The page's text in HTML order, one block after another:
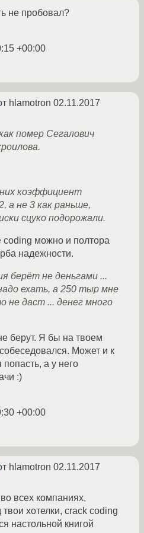
не пробовал?
+00:00
hlamotron 02.11.2017
помер Сегалович
коэффициент
а не 3 как раньше,
сцуко подорожали.
coding можно и полтора
надежности.
берёт не деньгами ...
ехать, а 250 тыр мне
не даст ... денег много
берут. Я бы на твоем
Может и к
попасть, а у него
:)
+00:00
hlamotron 02.11.2017
всех компаниях,
хотелки, crack coding
настольной книгой